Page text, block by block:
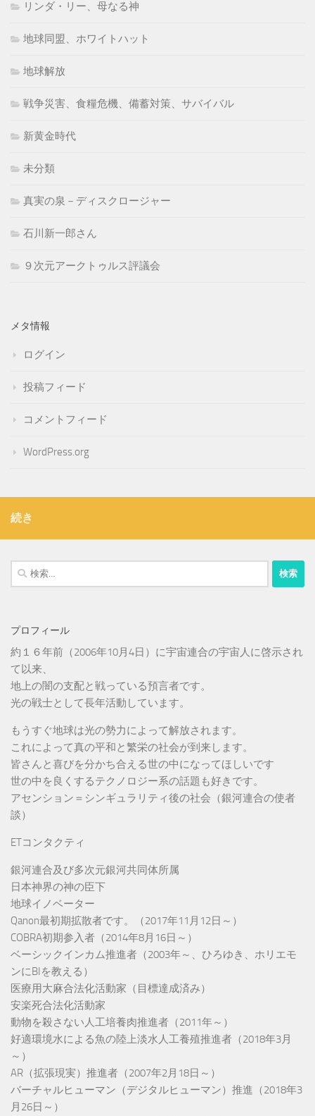
リンダ・リー、母なる神
地球同盟、ホワイトハット
地球解放
戦争災害、食糧危機、備蓄対策、サバイバル
新黄金時代
未分類
真実の泉－ディスクロージャー
石川新一郎さん
９次元アークトゥルス評議会
メタ情報
ログイン
投稿フィード
コメントフィード
WordPress.org
続き
検
索:
プロフィール
約１６年前（2006年10月4日）に宇宙連合の宇宙人に啓示され
て以来、
地上の闇の支配と戦っている預言者です。
光の戦士として長年活動しています。
もうすぐ地球は光の勢力によって解放されます。
これによって真の平和と繁栄の社会が到来します。
皆さんと喜びを分かち合える世の中になってほしいです
世の中を良くするテクノロジー系の話題も好きです。
アセンション＝シンギュラリティ後の社会（銀河連合の使者
談）
ETコンタクティ
銀河連合及び多次元銀河共同体所属
日本神界の神の臣下
地球イノベーター
Qanon最初期拡散者です。（2017年11月12日～）
COBRA初期参入者（2014年8月16日～）
ベーシックインカム推進者（2003年～、ひろゆき、ホリエモ
ンにBIを教える）
医療用大麻合法化活動家（目標達成済み）
安楽死合法化活動家
動物を殺さない人工培養肉推進者（2011年～）
好適環境水による魚の陸上淡水人工養殖推進者（2018年3月
～）
AR（拡張現実）推進者（2007年2月18日～）
バーチャルヒューマン（デジタルヒューマン）推進（2018年3
月26日～）